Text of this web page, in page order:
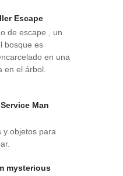
Escape
de escape , un
bosque es
en una
en el árbol.
Man
y objetos para
mysterious